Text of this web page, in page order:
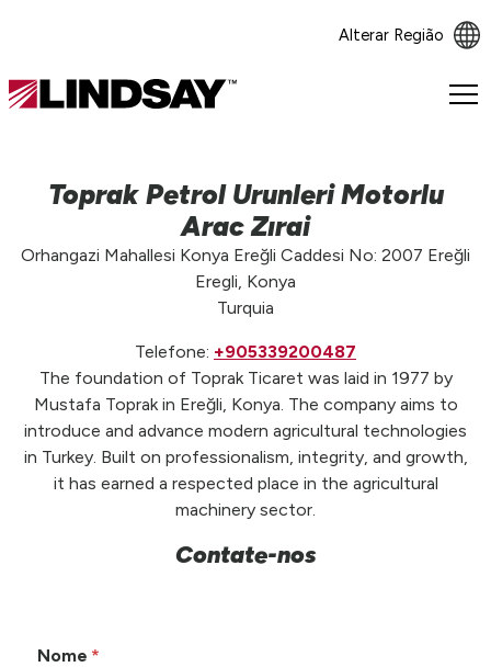
Alterar Região
Lindsay.
Toprak Petrol Urunleri Motorlu
Arac Zırai
Orhangazi Mahallesi Konya Ereğli Caddesi No: 2007 Ereğli
Eregli, Konya
Turquia
Telefone: +905339200487
The foundation of Toprak Ticaret was laid in 1977 by
Mustafa Toprak in Ereğli, Konya. The company aims to
introduce and advance modern agricultural technologies
in Turkey. Built on professionalism, integrity, and growth,
it has earned a respected place in the agricultural
machinery sector.
Contate-nos
Nome